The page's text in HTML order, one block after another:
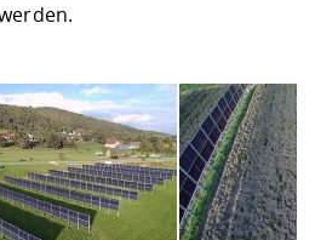
Jobs, Praktika,